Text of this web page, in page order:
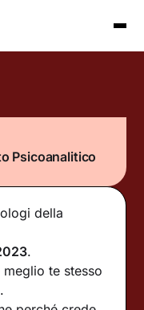
Psicoanalitico
della
.
te stesso